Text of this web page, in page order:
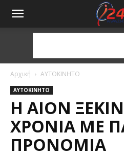
Αρχική ΑΥΤΟΚΙΝΗΤΟ
ΑΥΤΟΚΙΝΗΤΟ
Η AION
ΧΡΟΝΙΆ ΜΕ
ΠΡΟΝΌΜΙΑ